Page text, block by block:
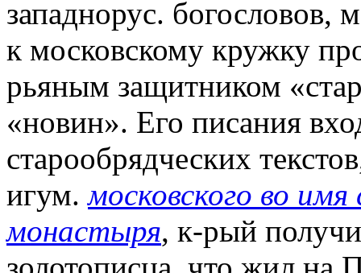
западнорус. богословов,
к московскому кружку
рьяным защитником
«новин». Его писания
старообрядческих
игум.московского во
монастыря, к-рый